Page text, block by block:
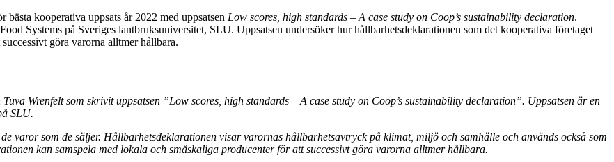
kooperativa uppsats år 2022 med uppsatsen Low scores, high standards – A case study on Coop’s sustainability declaration.
Systems på Sveriges lantbruksuniversitet, SLU. Uppsatsen undersöker hur hållbarhetsdeklarationen som det kooperativa företaget
göra varorna alltmer hållbara.
Wrenfelt som skrivit uppsatsen ”Low scores, high standards – A case study on Coop’s sustainability declaration”. Uppsatsen är en
SLU.
varor som de säljer. Hållbarhetsdeklarationen visar varornas hållbarhetsavtryck på klimat, miljö och samhälle och används också som
kan samspela med lokala och småskaliga producenter för att successivt göra varorna alltmer hållbara.